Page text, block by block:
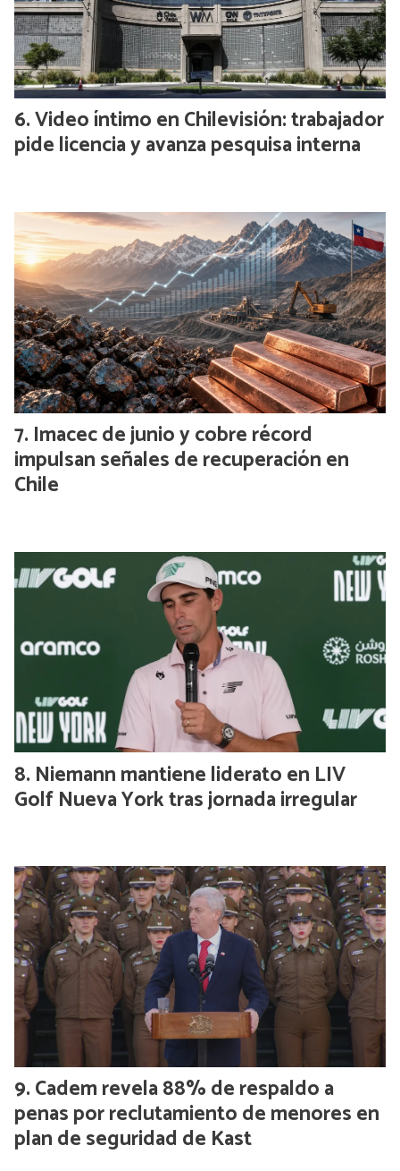
Video íntimo en Chilevisión: trabajador
pide licencia y avanza pesquisa interna
Imacec de junio y cobre récord
impulsan señales de recuperación en
Chile
Niemann mantiene liderato en LIV
Golf Nueva York tras jornada irregular
Cadem revela 88% de respaldo a
penas por reclutamiento de menores en
plan de seguridad de Kast